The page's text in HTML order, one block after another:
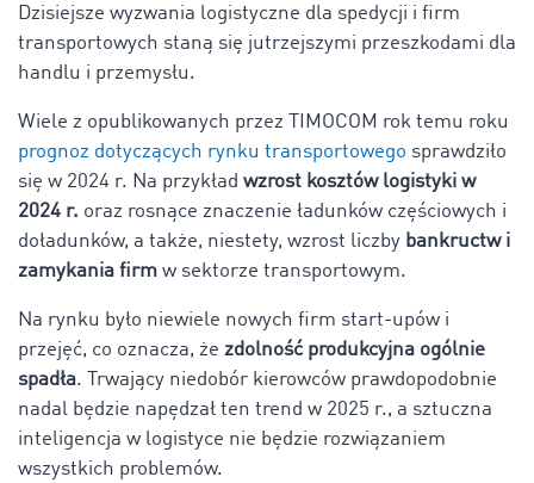
Dzisiejsze wyzwania logistyczne dla spedycji i firm
transportowych staną się jutrzejszymi przeszkodami dla
handlu i przemysłu.
Wiele z opublikowanych przez TIMOCOM rok temu roku
prognoz dotyczących rynku transportowego sprawdziło
się w 2024 r. Na przykład wzrost kosztów logistyki w
2024 r. oraz rosnące znaczenie ładunków częściowych i
doładunków, a także, niestety, wzrost liczby bankructw i
zamykania firm w sektorze transportowym.
Na rynku było niewiele nowych firm start-upów i
przejęć, co oznacza, że zdolność produkcyjna ogólnie
spadła. Trwający niedobór kierowców prawdopodobnie
nadal będzie napędzał ten trend w 2025 r., a sztuczna
inteligencja w logistyce nie będzie rozwiązaniem
wszystkich problemów.